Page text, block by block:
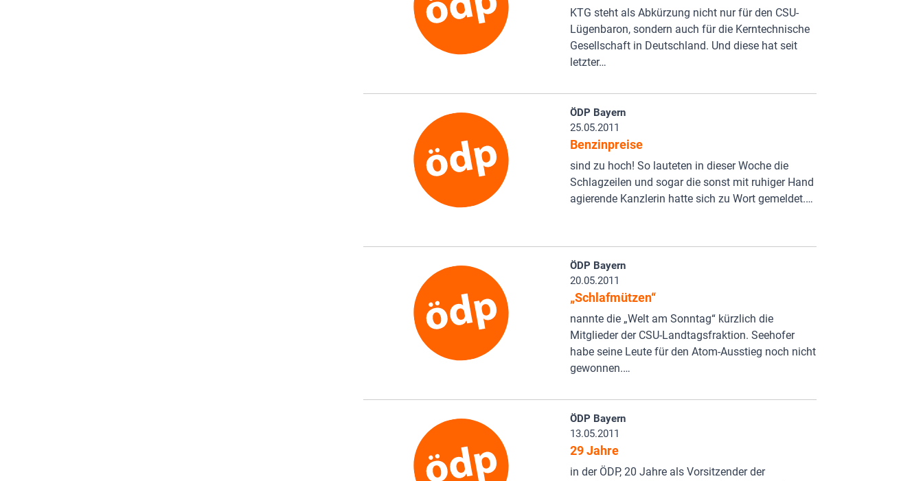
KTG steht als Abkürzung nicht nur für den CSU-
Lügenbaron, sondern auch für die Kerntechnische
Gesellschaft in Deutschland. Und diese hat seit
letzter…
ÖDP Bayern
25.05.2011
Benzinpreise
sind zu hoch! So lauteten in dieser Woche die
Schlagzeilen und sogar die sonst mit ruhiger Hand
agierende Kanzlerin hatte sich zu Wort gemeldet.…
ÖDP Bayern
20.05.2011
„Schlafmützen“
nannte die „Welt am Sonntag“ kürzlich die
Mitglieder der CSU-Landtagsfraktion. Seehofer
habe seine Leute für den Atom-Ausstieg noch nicht
gewonnen.…
ÖDP Bayern
13.05.2011
29 Jahre
in der ÖDP, 20 Jahre als Vorsitzender der